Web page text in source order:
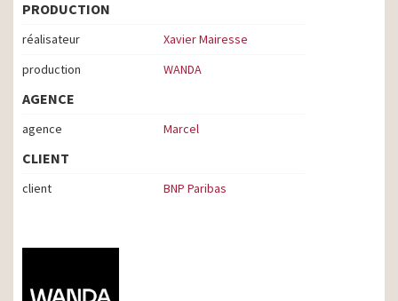
PRODUCTION
réalisateur
Xavier Mairesse
production
WANDA
AGENCE
agence Marcel
CLIENT
client BNP Paribas